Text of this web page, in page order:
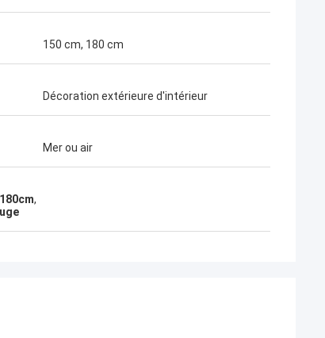
150 cm, 180 cm
Décoration extérieure d'intérieur
Mer ou air
,